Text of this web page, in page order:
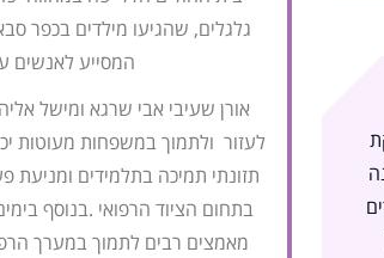
גלגלים, שהגיעו מילדים בכפר
המסייע לאנשים
אורן שעיבי אבי שרגא ומישל
לעזור ולתמוך במשפחות מעוטות
תזונתי תמיכה בתלמידים ומניעת
בתחום הציוד הרפואי .בנוסף
מאמצים רבים לתמוך במערך